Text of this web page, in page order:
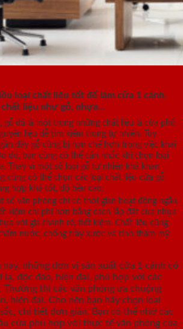
loại chất liệu tốt để làm cửa 1 cánh.
chất liệu như gỗ, nhựa…
gỗ đã là một trong những chất liệu là cửa phổ
liệu dễ tìm kiếm trong tự nhiên. Tuy
đây gỗ cũng bị hạn chế hơn trong việc khai
đó, bạn cũng có thể cân nhắc khi chọn loại
Thay vì một số loại gỗ tự nhiên khá khan
cũng có thể chọn các loại chất liệu cửa gỗ
hợp khá tốt, độ bền cao.
số văn phòng chỉ có thời gian hoạt động ngắn
kiệm chi phí hơn bằng cách lắp đặt cửa nhựa
với giá thành rẻ, tiết kiệm. Chất liệu cũng
nước, chống trầy xước và tính thẩm mỹ
nay, những đơn vị sản xuất cửa 1 cánh có
lạ, độc đáo, hiện đại, phù hợp với các
Thường thì các văn phòng ưa chuộng
hiện đại. Cho nên bạn hãy chọn loại
chi tiết đơn giản. Bạn có thể nhờ các
cửa phù hợp với thực tế văn phòng của